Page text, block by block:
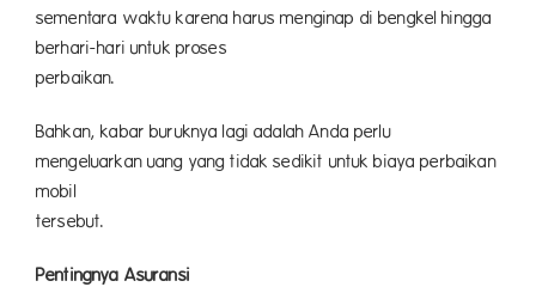
sementara waktu karena harus menginap di bengkel hingga
berhari-hari untuk proses
perbaikan.
Bahkan, kabar buruknya lagi adalah Anda perlu
mengeluarkan uang yang tidak sedikit untuk biaya perbaikan
mobil
Pentingnya Asuransi